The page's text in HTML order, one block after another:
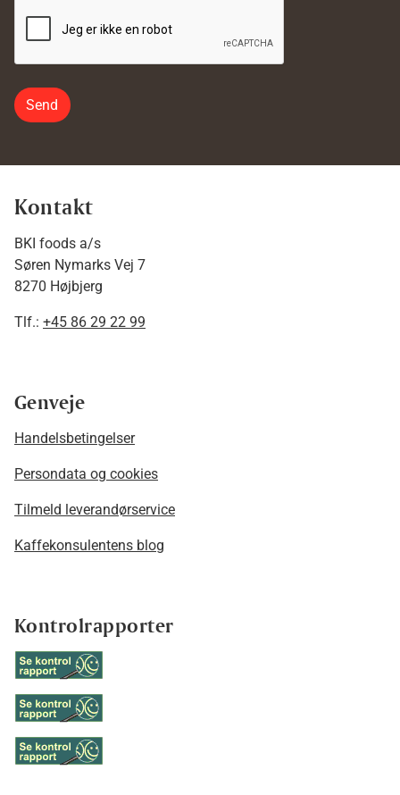
Send
Kontakt
BKI foods a/s
Søren Nymarks Vej 7
8270 Højbjerg
Tlf.: +45 86 29 22 99
Genveje
Handelsbetingelser
Persondata og cookies
Tilmeld leverandørservice
Kaffekonsulentens blog
Kontrolrapporter